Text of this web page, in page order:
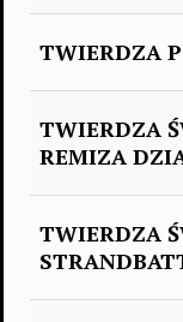
TWIERDZA
TWIERDZA
REMIZA
TWIERDZA